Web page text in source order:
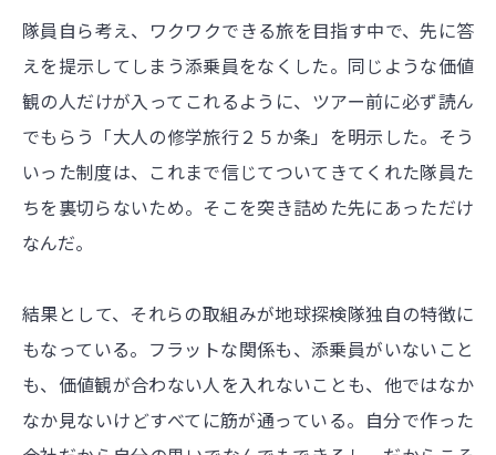
隊員自ら考え、ワクワクできる旅を目指す中で、先に答
えを提示してしまう添乗員をなくした。同じような価値
観の人だけが入ってこれるように、ツアー前に必ず読ん
でもらう「大人の修学旅行２５か条」を明示した。そう
いった制度は、これまで信じてついてきてくれた隊員た
ちを裏切らないため。そこを突き詰めた先にあっただけ
なんだ。
結果として、それらの取組みが地球探検隊独自の特徴に
もなっている。フラットな関係も、添乗員がいないこと
も、価値観が合わない人を入れないことも、他ではなか
なか見ないけどすべてに筋が通っている。自分で作った